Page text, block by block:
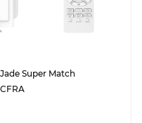
Super Match